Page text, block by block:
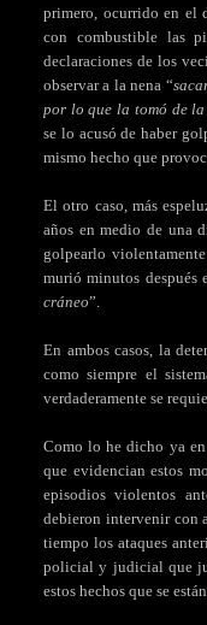
primero, ocurrido en el
con combustible las
declaraciones de los
observar a la nena “
por lo que la tomó de
se lo acusó de haber
mismo hecho que
El otro caso, más
años en medio de una
golpearlo
murió minutos después
cráneo”.
En ambos casos, la
como siempre el
verdaderamente se
Como lo he dicho ya en
que evidencian estos
episodios violentos
debieron intervenir con
tiempo los ataques
policial y judicial que
estos hechos que se